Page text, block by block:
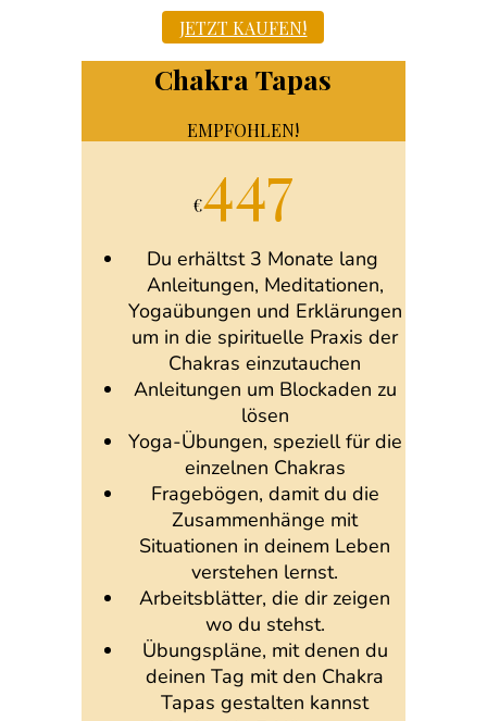
JETZT KAUFEN!
Chakra Tapas
EMPFOHLEN!
€447
Du erhältst 3 Monate lang
Anleitungen, Meditationen,
Yogaübungen und Erklärungen
um in die spirituelle Praxis der
Chakras einzutauchen
Anleitungen um Blockaden zu
lösen
Yoga-Übungen, speziell für die
einzelnen Chakras
Fragebögen, damit du die
Zusammenhänge mit
Situationen in deinem Leben
verstehen lernst.
Arbeitsblätter, die dir zeigen
wo du stehst.
Übungspläne, mit denen du
deinen Tag mit den Chakra
Tapas gestalten kannst